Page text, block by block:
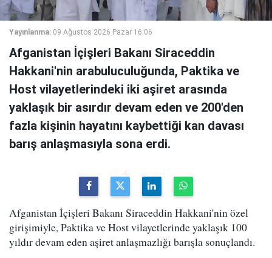
Yayınlanma: 09 Ağustos 2026 Pazar 16:06
Afganistan İçişleri Bakanı Siraceddin
Hakkani'nin arabuluculuğunda, Paktika ve
Host vilayetlerindeki iki aşiret arasında
yaklaşık bir asırdır devam eden ve 200'den
fazla kişinin hayatını kaybettiği kan davası
barış anlaşmasıyla sona erdi.
Afganistan İçişleri Bakanı Siraceddin Hakkani'nin özel
girişimiyle, Paktika ve Host vilayetlerinde yaklaşık 100
yıldır devam eden aşiret anlaşmazlığı barışla sonuçlandı.